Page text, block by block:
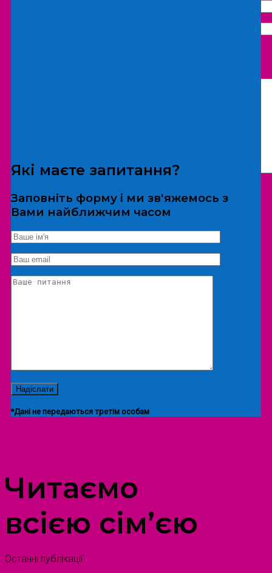
*Дані не передаються третім особам
Екскурсія/локація
Які маєте запитання?
Заповніть форму і ми зв'яжемось з
Вами найближчим часом
*Дані не передаються третім особам
Читаємо
всією сім’єю
Останні публікації